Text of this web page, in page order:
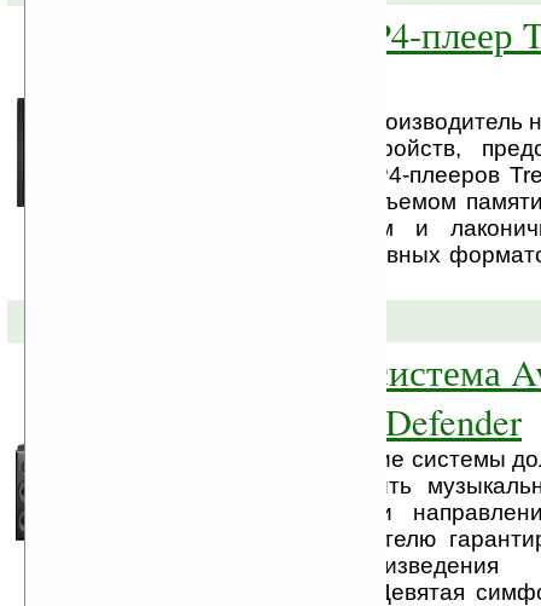
Новый MP3/MP4-плеер
Компания Treelogic, производитель
мультимедийных устройств,
модель серии MP3/MP4-плееров
Treelogic TL-374 (с объемом
выделяется стильным и
поддержкой всех основных
Акустическая система
формата 2.1 от Defender
Домашние акустические системы
хорошо воспроизводить
различных жанров и
Avante X35 пользователю
качество воспроизведения
композиций, будь то Девятая